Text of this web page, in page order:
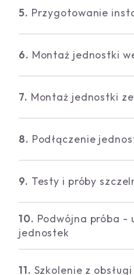
5. Przygotowanie
6. Montaż jednostki
7. Montaż jednostki
8. Podłączenie
9. Testy i próby
10. Podwójna próba -
jednostek
11. Szkolenie z